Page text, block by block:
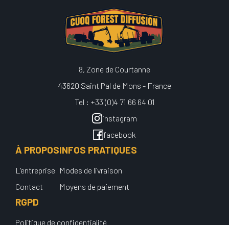
8, Zone de Courtanne
43620 Saint Pal de Mons - France
Tel : +33 (0)4 71 66 64 01
instagram
facebook
À PROPOS
L'entreprise
Contact
INFOS PRATIQUES
Modes de livraison
Moyens de paiement
RGPD
Politique de confidentialité